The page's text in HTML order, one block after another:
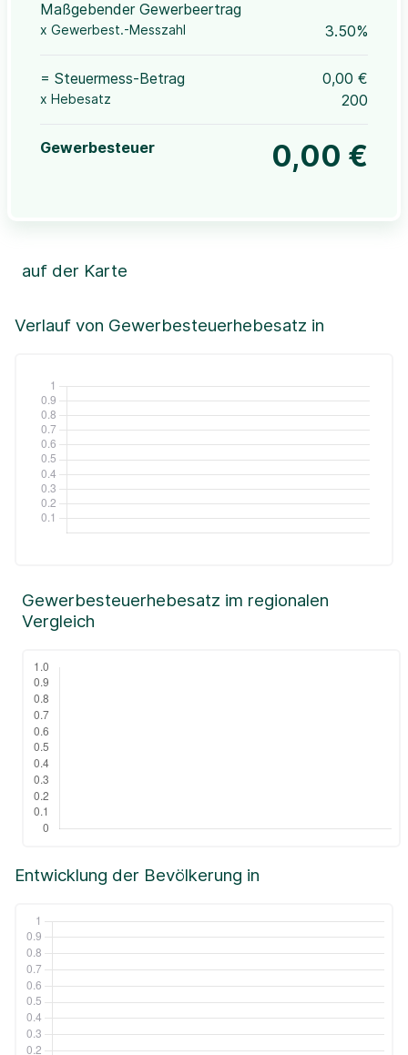
Maßgebender Gewerbeertrag
x Gewerbest.-Messzahl 3.50%
= Steuermess-Betrag 0,00 €
x Hebesatz 200
Gewerbesteuer 0,00 €
Verlauf von Gewerbesteuerhebesatz in
auf der Karte
+
Leaflet|©OpenStreetMap, ©CartoDB,
Entwicklung der Bevölkerung in
Gewerbesteuerhebesatz im regionalen
Vergleich